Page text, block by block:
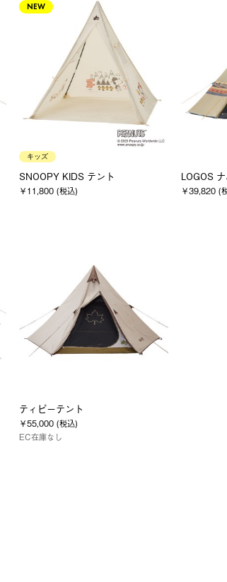
NEW
キッズ
SNOOPY KIDS テント
￥11,800 (税込)
LOGOS
￥39,820 (
ティピーテント
￥55,000 (税込)
EC在庫なし